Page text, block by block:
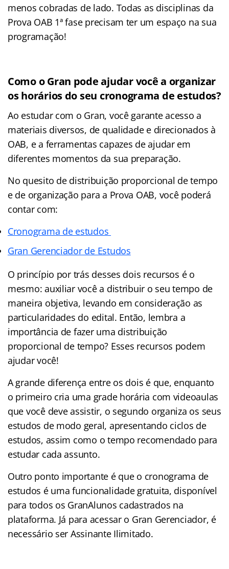
menos cobradas de lado. Todas as disciplinas da
Prova OAB 1ª fase precisam ter um espaço na sua
programação!
Como o Gran pode ajudar você a organizar
os horários do seu cronograma de estudos?
Ao estudar com o Gran, você garante acesso a
materiais diversos, de qualidade e direcionados à
OAB, e a ferramentas capazes de ajudar em
diferentes momentos da sua preparação.
No quesito de distribuição proporcional de tempo
e de organização para a Prova OAB, você poderá
contar com:
Cronograma de estudos
Gran Gerenciador de Estudos
O princípio por trás desses dois recursos é o
mesmo: auxiliar você a distribuir o seu tempo de
maneira objetiva, levando em consideração as
particularidades do edital. Então, lembra a
importância de fazer uma distribuição
proporcional de tempo? Esses recursos podem
ajudar você!
A grande diferença entre os dois é que, enquanto
o primeiro cria uma grade horária com videoaulas
que você deve assistir, o segundo organiza os seus
estudos de modo geral, apresentando ciclos de
estudos, assim como o tempo recomendado para
estudar cada assunto.
Outro ponto importante é que o cronograma de
estudos é uma funcionalidade gratuita, disponível
para todos os GranAlunos cadastrados na
plataforma. Já para acessar o Gran Gerenciador, é
necessário ser Assinante Ilimitado.